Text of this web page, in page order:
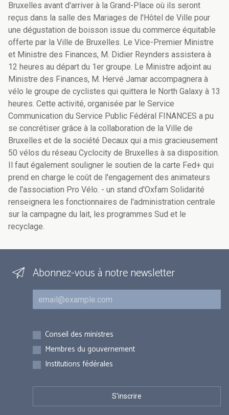
Bruxelles avant d'arriver à la Grand-Place où ils seront
reçus dans la salle des Mariages de l'Hôtel de Ville pour
une dégustation de boisson issue du commerce équitable
offerte par la Ville de Bruxelles. Le Vice-Premier Ministre
et Ministre des Finances, M. Didier Reynders assistera à
12 heures au départ du 1er groupe. Le Ministre adjoint au
Ministre des Finances, M. Hervé Jamar accompagnera à
vélo le groupe de cyclistes qui quittera le North Galaxy à 13
heures. Cette activité, organisée par le Service
Communication du Service Public Fédéral FINANCES a pu
se concrétiser grâce à la collaboration de la Ville de
Bruxelles et de la société Decaux qui a mis gracieusement
50 vélos du réseau Cyclocity de Bruxelles à sa disposition.
Il faut également souligner le soutien de la carte Fed+ qui
prend en charge le coût de l'engagement des animateurs
de l'association Pro Vélo. - un stand d'Oxfam Solidarité
renseignera les fonctionnaires de l'administration centrale
sur la campagne du lait, les programmes Sud et le
recyclage.
Abonnez-vous à notre newsletter
Courriel
Inscriptions
Conseil des ministres
Membres du gouvernement
Institutions fédérales